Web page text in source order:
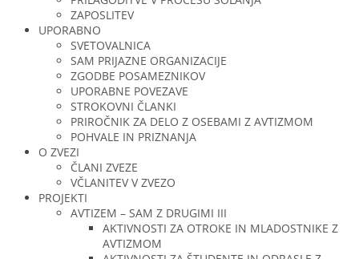
ZAPOSLITEV
UPORABNO
SVETOVALNICA
SAM PRIJAZNE ORGANIZACIJE
ZGODBE POSAMEZNIKOV
UPORABNE POVEZAVE
STROKOVNI ČLANKI
PRIROČNIK ZA DELO Z OSEBAMI Z AVTIZMOM
POHVALE IN PRIZNANJA
O ZVEZI
ČLANI ZVEZE
VČLANITEV V ZVEZO
PROJEKTI
AVTIZEM – SAM Z DRUGIMI III
AKTIVNOSTI ZA OTROKE IN MLADOSTNIKE Z
AVTIZMOM